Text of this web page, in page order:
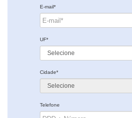
E-mail*
UF*
Cidade*
Telefone